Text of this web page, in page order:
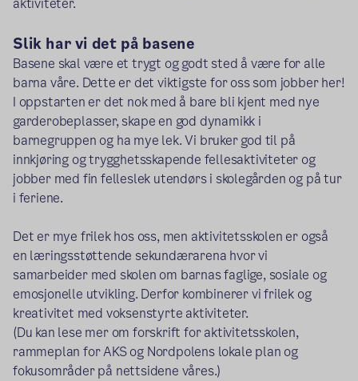
Slik har vi det på basene
Basene skal være et trygt og godt sted å være for alle
barna våre. Dette er det viktigste for oss som jobber her!
I oppstarten er det nok med å bare bli kjent med nye
garderobeplasser, skape en god dynamikk i
barnegruppen og ha mye lek. Vi bruker god til på
innkjøring og trygghetsskapende fellesaktiviteter og
jobber med fin felleslek utendørs i skolegården og på tur
i feriene.
Det er mye frilek hos oss, men aktivitetsskolen er også
en læringsstøttende sekundærarena hvor vi
samarbeider med skolen om barnas faglige, sosiale og
emosjonelle utvikling. Derfor kombinerer vi frilek og
kreativitet med voksenstyrte aktiviteter.
(Du kan lese mer om forskrift for aktivitetsskolen,
rammeplan for AKS og Nordpolens lokale plan og
fokusområder på nettsidene våres.)